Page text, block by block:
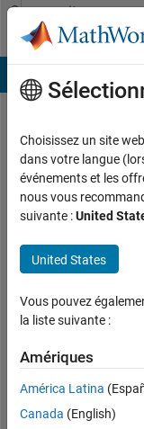
Passer au contenu
Community
Profile
Luis
Ignacio
Gómez-
Jordana
Martín
Last
plus
ans il
y a
Choisissez un site
dans votre langue
événements et les
nous vous
suivante :United
United States
Vous pouvez
la liste suivante :
Amériques
América Latina
Canada (English)